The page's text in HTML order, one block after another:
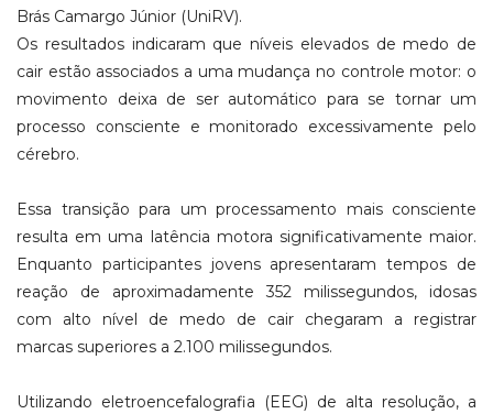
Brás Camargo Júnior (UniRV).
Os resultados indicaram que níveis elevados de medo de
cair estão associados a uma mudança no controle motor: o
movimento deixa de ser automático para se tornar um
processo consciente e monitorado excessivamente pelo
cérebro.
Essa transição para um processamento mais consciente
resulta em uma latência motora significativamente maior.
Enquanto participantes jovens apresentaram tempos de
reação de aproximadamente 352 milissegundos, idosas
com alto nível de medo de cair chegaram a registrar
marcas superiores a 2.100 milissegundos.
Utilizando eletroencefalografia (EEG) de alta resolução, a